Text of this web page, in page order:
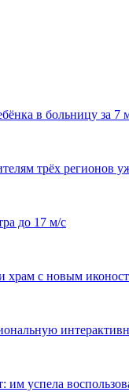
в больницу за 7
трёх регионов
до 17 м/с
храм с новым
успела